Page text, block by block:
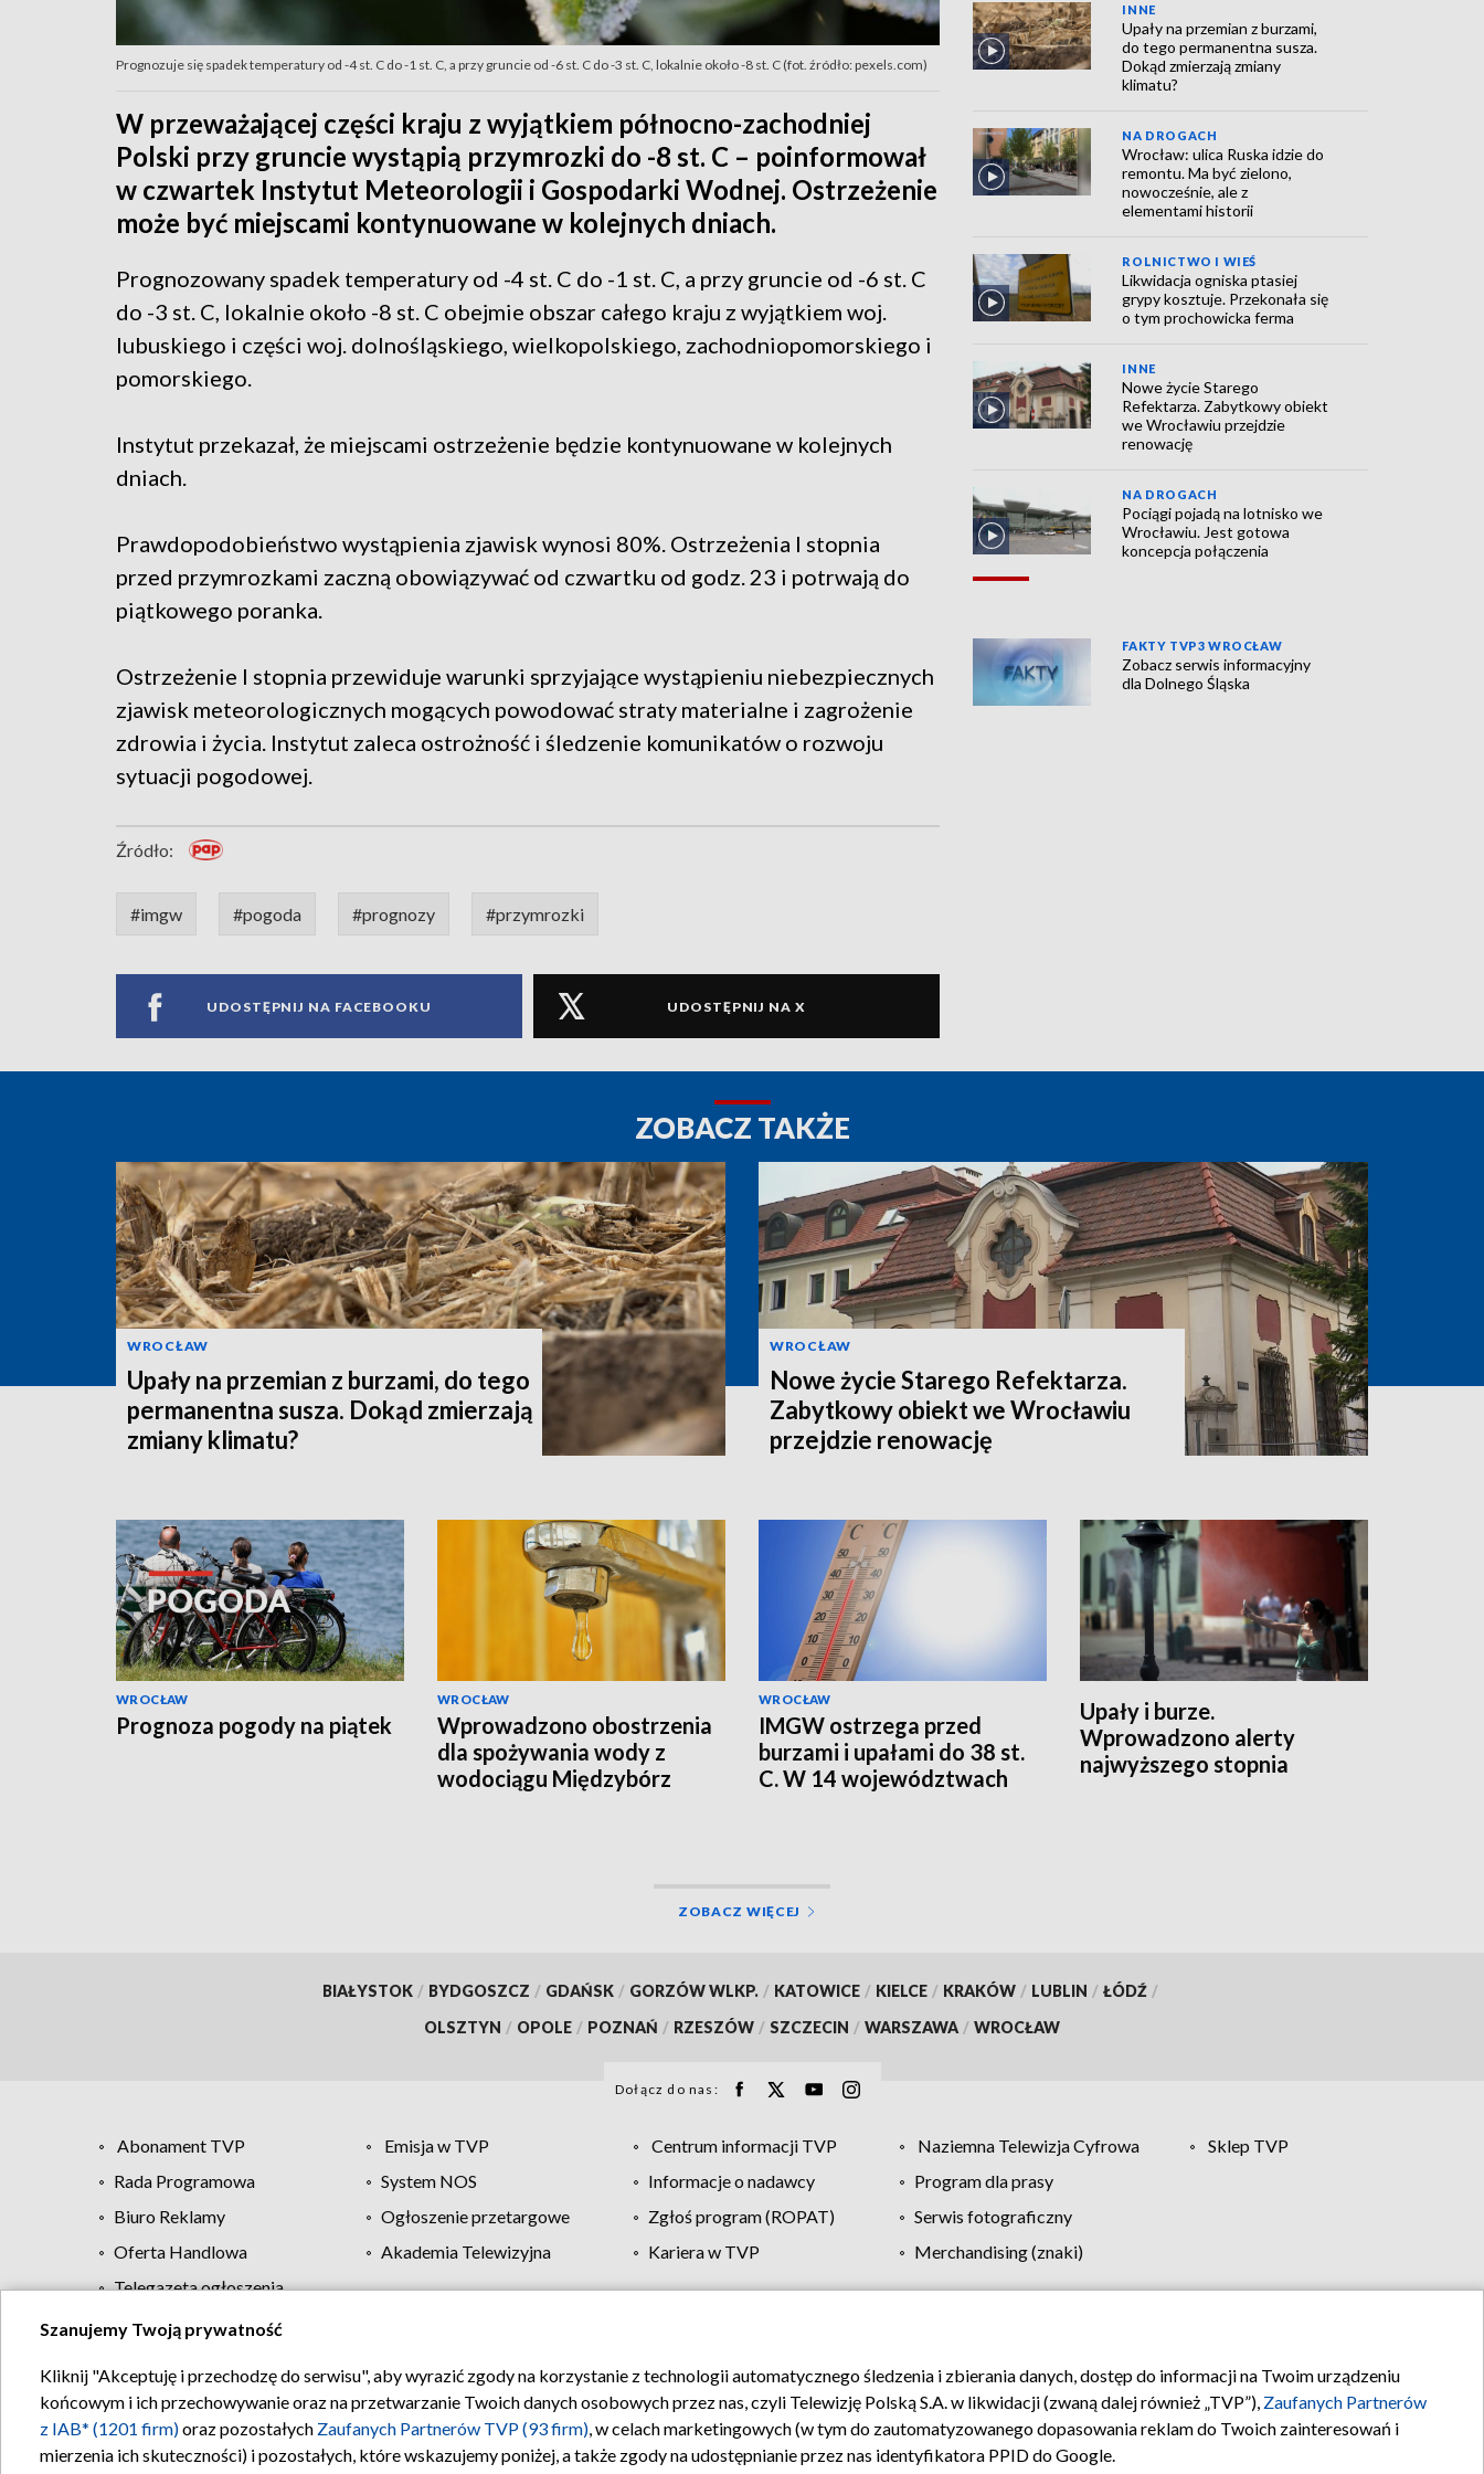
Prognozuje się spadek temperatury od -4 st. C do -1 st. C, a przy gruncie od -6 st. C do -3 st. C, lokalnie około -8 st. C (fot. źródło: pexels.com)
W przeważającej części kraju z wyjątkiem północno-zachodniej
Polski przy gruncie wystąpią przymrozki do -8 st. C – poinformował
w czwartek Instytut Meteorologii i Gospodarki Wodnej. Ostrzeżenie
może być miejscami kontynuowane w kolejnych dniach.
Prognozowany spadek temperatury od -4 st. C do -1 st. C, a przy gruncie od -6 st. C
do -3 st. C, lokalnie około -8 st. C obejmie obszar całego kraju z wyjątkiem woj.
lubuskiego i części woj. dolnośląskiego, wielkopolskiego, zachodniopomorskiego i
pomorskiego.
Instytut przekazał, że miejscami ostrzeżenie będzie kontynuowane w kolejnych
dniach.
Prawdopodobieństwo wystąpienia zjawisk wynosi 80%. Ostrzeżenia I stopnia
przed przymrozkami zaczną obowiązywać od czwartku od godz. 23 i potrwają do
piątkowego poranka.
Ostrzeżenie I stopnia przewiduje warunki sprzyjające wystąpieniu niebezpiecznych
zjawisk meteorologicznych mogących powodować straty materialne i zagrożenie
zdrowia i życia. Instytut zaleca ostrożność i śledzenie komunikatów o rozwoju
sytuacji pogodowej.
Źródło:
#imgw #pogoda #prognozy #przymrozki
UDOSTĘPNIJ NA FACEBOOKU UDOSTĘPNIJ NA X
INNE
Upały na przemian z burzami,
do tego permanentna susza.
Dokąd zmierzają zmiany
klimatu?
NA DROGACH
Wrocław: ulica Ruska idzie do
remontu. Ma być zielono,
nowocześnie, ale z
elementami historii
ROLNICTWO I WIEŚ
Likwidacja ogniska ptasiej
grypy kosztuje. Przekonała się
o tym prochowicka ferma
INNE
Nowe życie Starego
Refektarza. Zabytkowy obiekt
we Wrocławiu przejdzie
renowację
NA DROGACH
Pociągi pojadą na lotnisko we
Wrocławiu. Jest gotowa
koncepcja połączenia
FAKTY TVP3 WROCŁAW
Zobacz serwis informacyjny
dla Dolnego Śląska
ZOBACZ TAKŻE
WROCŁAW
Upały na przemian z burzami, do tego
permanentna susza. Dokąd zmierzają
zmiany klimatu?
WROCŁAW
Nowe życie Starego Refektarza.
Zabytkowy obiekt we Wrocławiu
przejdzie renowację
WROCŁAW
Prognoza pogody na piątek
WROCŁAW
Wprowadzono obostrzenia
dla spożywania wody z
wodociągu Międzybórz
WROCŁAW
IMGW ostrzega przed
burzami i upałami do 38 st.
C. W 14 województwach
Upały i burze.
Wprowadzono alerty
najwyższego stopnia
ZOBACZ WIĘCEJ
BIAŁYSTOK / BYDGOSZCZ / GDAŃSK / GORZÓW WLKP. / KATOWICE / KIELCE / KRAKÓW / LUBLIN / ŁÓDŹ /
OLSZTYN / OPOLE / POZNAŃ / RZESZÓW / SZCZECIN / WARSZAWA / WROCŁAW
Dołącz do nas:
Abonament TVP Emisja w TVP Centrum informacji TVP Naziemna Telewizja Cyfrowa
Sklep TVP
Rada Programowa
System NOS Informacje o nadawcy
Program dla prasy
Biuro Reklamy
Ogłoszenie przetargowe Zgłoś program (ROPAT)
Serwis fotograficzny
Oferta Handlowa
Akademia Telewizyjna Kariera w TVP
Merchandising (znaki)
Telegazeta ogłoszenia
Regulamin TVP Polityka prywatności Moje zgody Pomoc Biuro reklamy Kontakt
Szanujemy Twoją prywatność
Kliknij "Akceptuję i przechodzę do serwisu", aby wyrazić zgody na korzystanie z technologii automatycznego śledzenia i zbierania danych, dostęp do informacji na Twoim urządzeniu
końcowym i ich przechowywanie oraz na przetwarzanie Twoich danych osobowych przez nas, czyli Telewizję Polską S.A. w likwidacji (zwaną dalej również „TVP”), Zaufanych Partnerów
z IAB* (1201 firm)oraz pozostałych Zaufanych Partnerów TVP (93 firm), w celach marketingowych (w tym do zautomatyzowanego dopasowania reklam do Twoich zainteresowań i
mierzenia ich skuteczności) i pozostałych, które wskazujemy poniżej, a także zgody na udostępnianie przez nas identyfikatora PPID do Google.